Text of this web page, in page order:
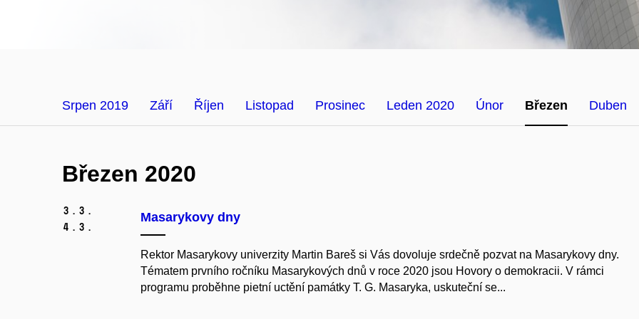
Srpen 2019 Září Říjen Listopad Prosinec Leden 2020 Únor Březen Duben
Březen 2020
3. 3.
4. 3.
Masarykovy dny
Rektor Masarykovy univerzity Martin Bareš si Vás dovoluje srdečně pozvat na Masarykovy dny.
Tématem prvního ročníku Masarykových dnů v roce 2020 jsou Hovory o demokracii. V rámci
programu proběhne pietní uctění památky T. G. Masaryka, uskuteční se...